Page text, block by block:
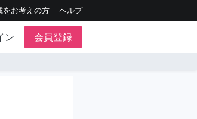
をお考えの方 ヘルプ
ン 会員登録